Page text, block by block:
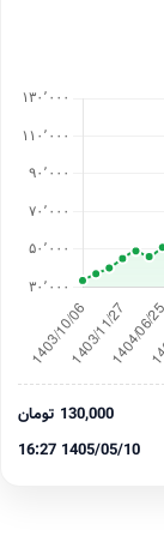
130,000 تومان
1405/05/10 16:27